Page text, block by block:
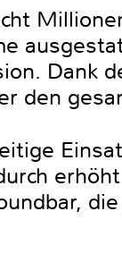
Dank
den